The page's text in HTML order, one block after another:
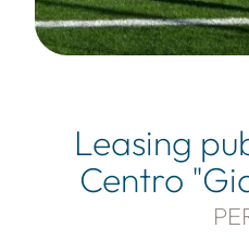
Leasing
Centro